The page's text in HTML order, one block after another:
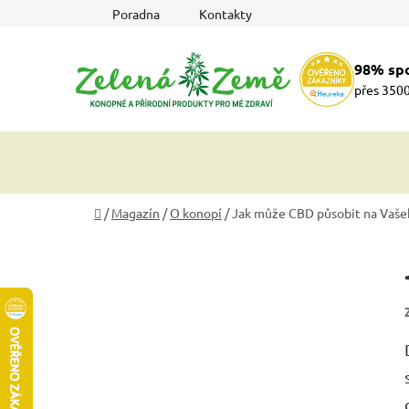
Poradna Kontakty
98%
přes
Domů
/ Magazín /O konopí /Jak může CBD působit na